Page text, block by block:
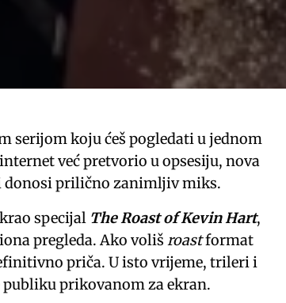
serijom koju ćeš pogledati u jednom
već pretvorio u opsesiju, nova
donosi prilično zanimljiv miks.
specijal The Roast of Kevin Hart,
pregleda. Ako volišroastformat
priča. U isto vrijeme, trileri i
prikovanom za ekran.